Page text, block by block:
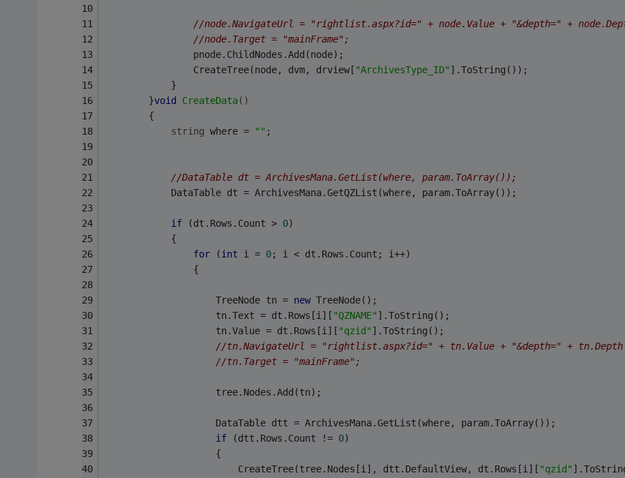
//node.NavigateUrl = "rightlist.aspx?id=" + node.Value + "&depth=" +
//node.Target = "mainFrame";
                pnode.ChildNodes.Add(node);
                CreateTree(node, dvm, drview[
"ArchivesType_ID" ].ToString());
            }
        }
void CreateData()
        {
string where = "" ;
//DataTable dt = ArchivesMana.GetList(where, param.ToArray());
            DataTable dt = ArchivesMana.GetQZList(where, param.ToArray());
if (dt.Rows.Count > 0)
            {
for (int i = 0; i < dt.Rows.Count; i++)
                {
                    TreeNode tn =
new TreeNode();
                    tn.Text = dt.Rows[i][
"QZNAME" ].ToString();
                    tn.Value = dt.Rows[i][
"qzid" ].ToString();
//tn.NavigateUrl = "rightlist.aspx?id=" + tn.Value + "&depth=" + tn.Depth
//tn.Target = "mainFrame";
                    tree.Nodes.Add(tn);
                    DataTable dtt = ArchivesMana.GetList(where, param.ToArray());
if (dtt.Rows.Count != 0)
                    {
                        CreateTree(tree.Nodes[i], dtt.DefaultView, dt.Rows[i][
"qzid"